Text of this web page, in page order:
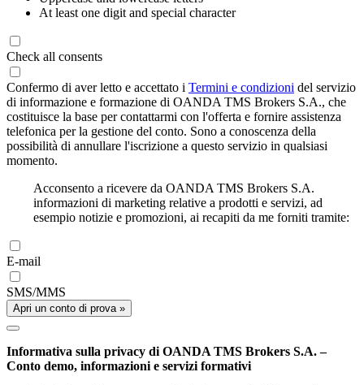
At least one digit and special character
Check all consents
Confermo di aver letto e accettato i Termini e condizioni del servizio
di informazione e formazione di OANDA TMS Brokers S.A., che
costituisce la base per contattarmi con l'offerta e fornire assistenza
telefonica per la gestione del conto. Sono a conoscenza della
possibilità di annullare l'iscrizione a questo servizio in qualsiasi
momento.
Acconsento a ricevere da OANDA TMS Brokers S.A.
informazioni di marketing relative a prodotti e servizi, ad
esempio notizie e promozioni, ai recapiti da me forniti tramite:
E-mail
SMS/MMS
Apri un conto di prova »
Informativa sulla privacy di OANDA TMS Brokers S.A. –
Conto demo, informazioni e servizi formativi